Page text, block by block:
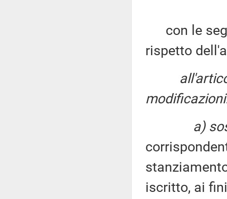
con le
rispetto
a)
iscritto, ai